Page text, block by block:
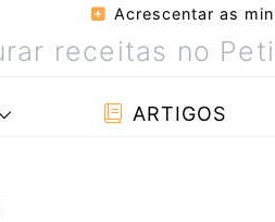
Acrescentar as
ARTIGOS